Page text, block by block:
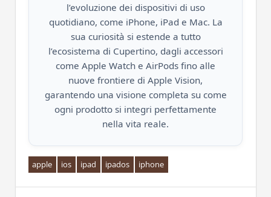
l’evoluzione dei dispositivi di uso
quotidiano, come iPhone, iPad e Mac. La
sua curiosità si estende a tutto
l’ecosistema di Cupertino, dagli accessori
come Apple Watch e AirPods fino alle
nuove frontiere di Apple Vision,
garantendo una visione completa su come
ogni prodotto si integri perfettamente
nella vita reale.
apple ios ipad ipados iphone